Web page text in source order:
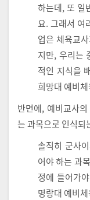
하는데, 또 일
요. 그래서 여
업은 체육교
지만, 우리는
적인 지식을
희망대 예비
반면에, 예비교사
는 과목으로 인식되
솔직히 군사
어야 하는 과
정에 들어가
명랑대 예비